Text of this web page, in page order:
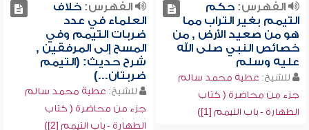
الفهرس:حكم
التيمم بغير التراب مما
هو من صعيد الأرض , من
خصائص النبي صلى الله
عليه وسلم
للشيخ: عطية محمد سالم
جزء من محاضرة ( كتاب
الطهارة - باب التيمم [1])
الفهرس:خلاف
العلماء في عدد
ضربات التيمم وفي
المسح إلى المرفقين ,
شرح حديث: (التيمم
ضربتان...)
للشيخ: عطية محمد سالم
جزء من محاضرة ( كتاب
الطهارة - باب التيمم [2])